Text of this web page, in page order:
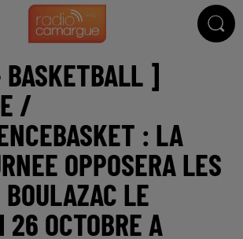
]
/
: LA
OPPOSERA LES
LE
26 OCTOBRE A